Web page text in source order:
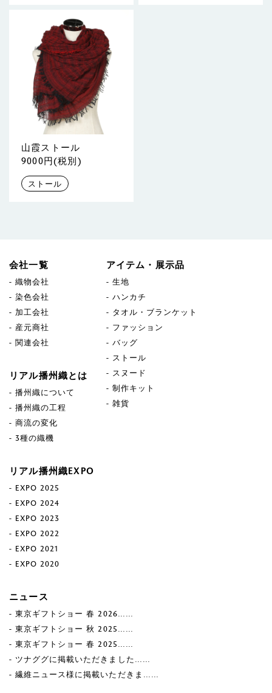
山霞ストール
9000円(税別)
ストール
会社一覧
織物会社
染色会社
加工会社
産元商社
関連会社
リアル播州織とは
播州織について
播州織の工程
商流の変化
3種の織機
アイテム・展示品
生地
ハンカチ
タオル・ブランケット
ファッション
バッグ
ストール
スヌード
制作キット
雑貨
リアル播州織EXPO
EXPO 2025
EXPO 2024
EXPO 2023
EXPO 2022
EXPO 2021
EXPO 2020
ニュース
東京ギフトショー 春 2026……
東京ギフトショー 秋 2025……
東京ギフトショー 春 2025……
ツナググに掲載いただきました……
繊維ニュース様に掲載いただきま……